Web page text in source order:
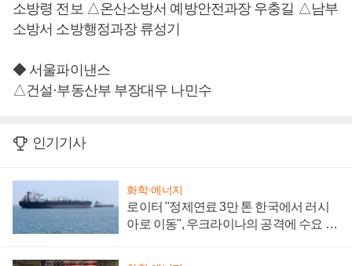
소방령 전보 △온산소방서 예방안전과장 우충길 △남부
소방서 소방행정과장 류성기
◆ 서울파이낸스
△건설·부동산부 부장대우 나민수
인기기사
화학·에너지
로이터 "정제연료 3만 톤 한국에서 러시
아로 이동", 우크라이나의 공격에 수요 늘